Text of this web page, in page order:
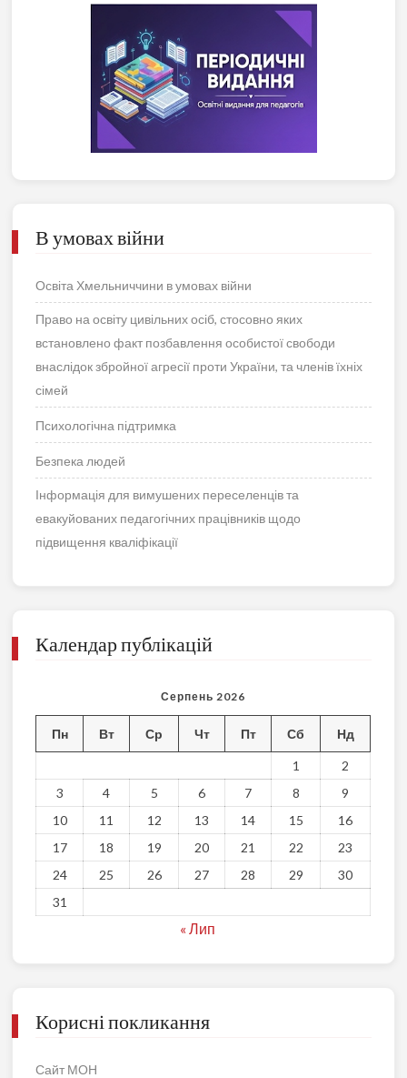
В умовах війни
Освіта Хмельниччини в умовах війни
Право на освіту цивільних осіб, стосовно яких
встановлено факт позбавлення особистої свободи
внаслідок збройної агресії проти України, та членів їхніх
сімей
Психологічна підтримка
Безпека людей
Інформація для вимушених переселенців та
евакуйованих педагогічних працівників щодо
підвищення кваліфікації
Календар публікацій
Серпень 2026
Пн Вт Ср Чт Пт Сб Нд
1
2
3
4 5 6 7 8
9
10
11 12 13 14 15
16
17
18 19 20 21 22
23
24
25 26 27 28 29
30
31
« Лип
Корисні покликання
Сайт МОН